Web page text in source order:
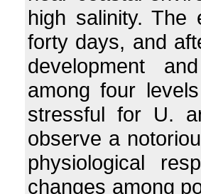
high salinity. The
forty days, and
development
among four
stressful for U.
observe a
physiological
changes among